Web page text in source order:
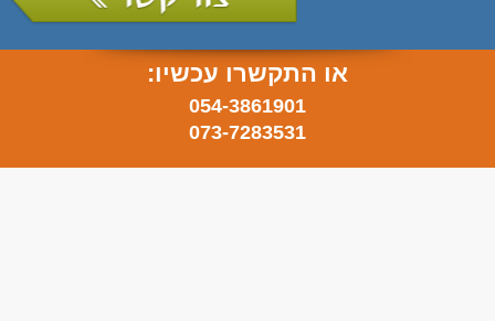
או התקשרו עכשיו:
054-3861901
073-7283531